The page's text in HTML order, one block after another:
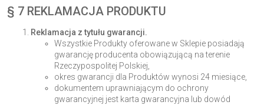
§ 7 REKLAMACJA PRODUKTU
Reklamacja z tytułu gwarancji.
Wszystkie Produkty oferowane w Sklepie posiadają
gwarancję producenta obowiązującą na terenie
Rzeczypospolitej Polskiej,
okres gwarancji dla Produktów wynosi 24 miesiące,
dokumentem uprawniającym do ochrony
gwarancyjnej jest karta gwarancyjna lub dowód